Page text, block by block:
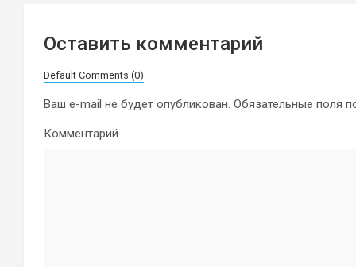
Оставить комментарий
Default Comments (0)
Ваш e-mail не будет опубликован. Обязательные поля
Комментарий